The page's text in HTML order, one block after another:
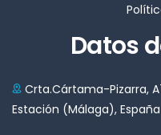
Datos
Crta.Cártama-Pizarra,
Estación (Málaga), España